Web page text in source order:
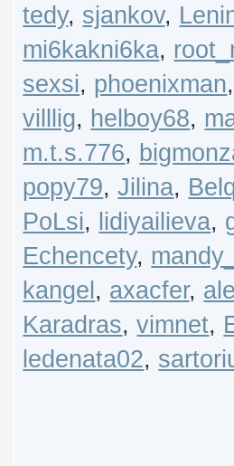
tedy, sjankov,
mi6kakni6ka,
sexsi, phoenixman
villlig, helboy68,
m.t.s.776,
popy79,Jilina,
PoLsi, lidiyailieva,
Echencety,
kangel, axacfer,
Karadras,vimnet,
ledenata02,